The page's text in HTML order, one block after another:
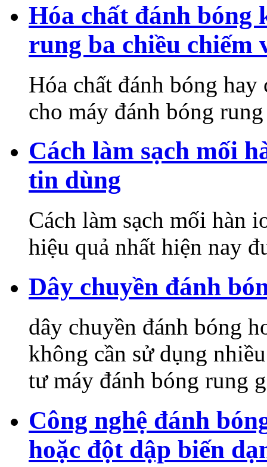
Hóa chất đánh bóng
rung ba chiều
Hóa chất đánh bóng
cho máy đánh bóng
Cách làm sạch mối
tin dùng
Cách làm sạch mối hàn
hiệu quả nhất hiện nay
Dây chuyền đánh
dây chuyền đánh bóng
không cần sử dụng
tư máy đánh bóng rung
Công nghệ đánh
hoặc đột dập biến